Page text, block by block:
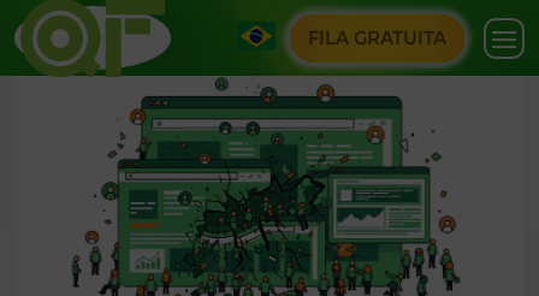
FILA GRATUITA